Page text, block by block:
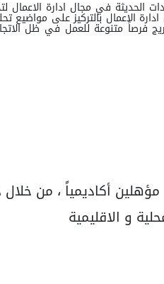
الحديثة في مجال ادارة الاعمال
الاعمال بالتركيز على مواضيع
فرصاً متنوعة للعمل في ظل
أكاديمياً ، من
و الاقليمية